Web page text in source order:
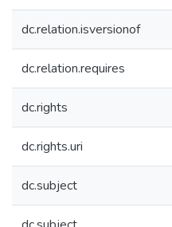
dc.relation.isversionof
dc.relation.requires
dc.rights
dc.rights.uri
dc.subject